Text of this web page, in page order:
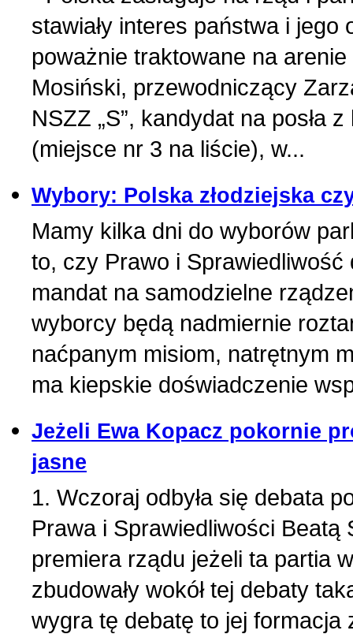
stawiały interes państwa i jego
poważnie traktowane na
Mosiński, przewodniczący
NSZZ „S”, kandydat na posła
(miejsce nr 3 na liście), w...
Wybory: Polska złodziejska
Mamy kilka dni do wyborów
to, czy Prawo i
mandat na samodzielne
wyborcy będą nadmiernie
naćpanym misiom, natrętnym
ma kiepskie doświadczenie
Jeżeli Ewa Kopacz pokornie
jasne
1. Wczoraj odbyła się debata
Prawa i Sprawiedliwości Beatą
premiera rządu jeżeli ta partia
zbudowały wokół tej debaty
wygra tę debatę to jej